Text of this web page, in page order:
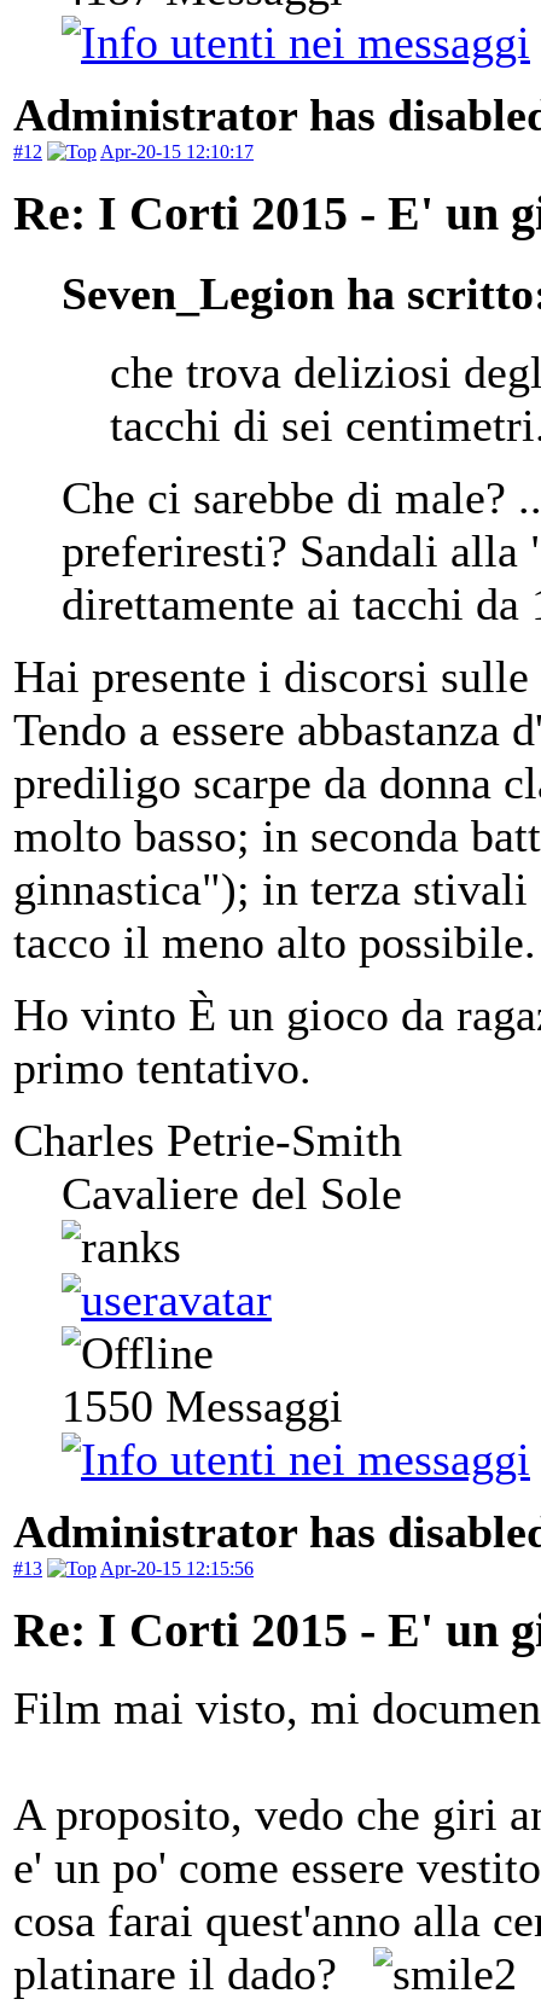
Administrator has
#12 Apr-20-15 12:10:17
Re: I Corti 2015 - E' un
Seven_Legion ha
che trova deliziosi
tacchi di sei
Che ci sarebbe di male?
preferiresti? Sandali alla
direttamente ai tacchi
Hai presente i discorsi
Tendo a essere
prediligo scarpe da donna
molto basso; in seconda
ginnastica"); in terza
tacco il meno alto possibile.
Ho vinto È un gioco da
primo tentativo.
Charles Petrie-Smith
Cavaliere del Sole
1550 Messaggi
Administrator has
#13 Apr-20-15 12:15:56
Re: I Corti 2015 - E' un
Film mai visto, mi
A proposito, vedo che giri
e' un po' come essere
cosa farai quest'anno alla
platinare il dado?